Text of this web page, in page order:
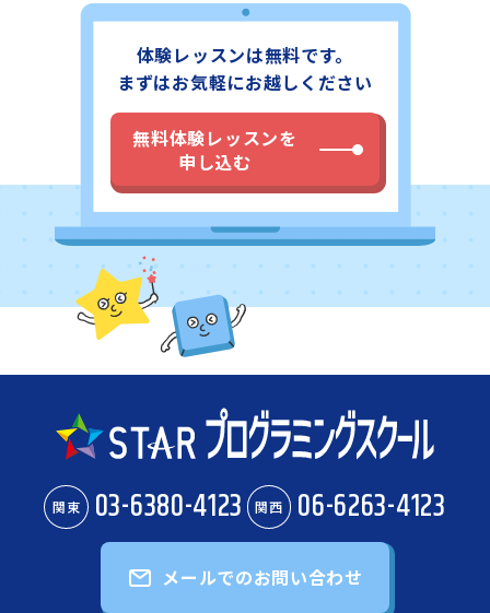
体験レッスンは無料です。
まずはお気軽にお越しください
無料体験レッスンを
申し込む
関東 03-6380-4123 関西 06-6263-4123
メールでのお問い合わせ